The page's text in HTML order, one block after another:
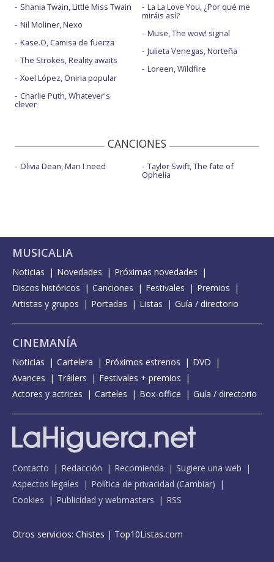
Shania Twain, Little Miss Twain
Nil Moliner, Nexo
Kase.O, Camisa de fuerza
The Strokes, Reality awaits
Xoel López, Oniria popular
Charlie Puth, Whatever's
clever
La La Love You, ¿Por qué me
miráis así?
Muse, The wow! signal
Julieta Venegas, Norteña
Loreen, Wildfire
CANCIONES
Olivia Dean, Man I need Taylor Swift, The fate of
Ophelia
MUSICALIA
Noticias Novedades
Próximas novedades
Discos históricos
Canciones Festivales
Premios
Artistas y grupos
Portadas Listas Guía / directorio
CINEMANÍA
Noticias Cartelera Próximos estrenos
DVD
Avances
Tráilers
Festivales + premios
Actores y actrices
Carteles Box-office Guía / directorio
Contacto Redacción Recomienda
Sugiere una web
Aspectos legales
Política de privacidad (Cambiar)
Cookies
Publicidad y webmasters RSS
Otros servicios: Chistes | Top10Listas.com